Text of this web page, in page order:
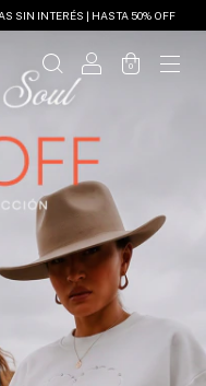
SIN INTERÉS | HASTA 50% OFF
0